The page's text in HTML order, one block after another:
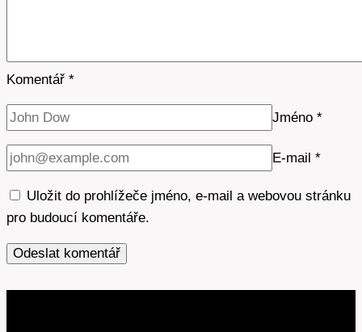
Komentář *
Jméno *
E-mail *
Uložit do prohlížeče jméno, e-mail a webovou stránku
pro budoucí komentáře.